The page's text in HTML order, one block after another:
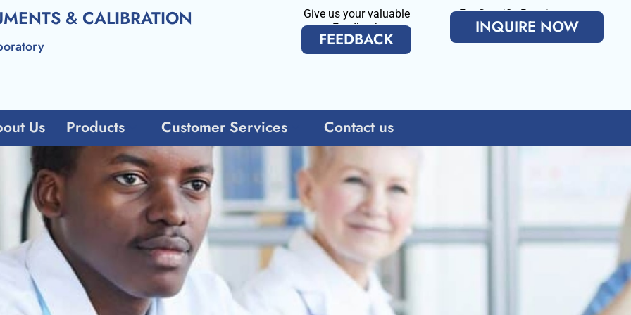
& CALIBRATION
Give us your valuable
Feedback
FEEDBACK
For Specific Requirenments
INQUIRE NOW
Us Products Customer Services Contact us